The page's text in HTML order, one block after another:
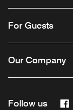
For Guests
Our Company
Follow us